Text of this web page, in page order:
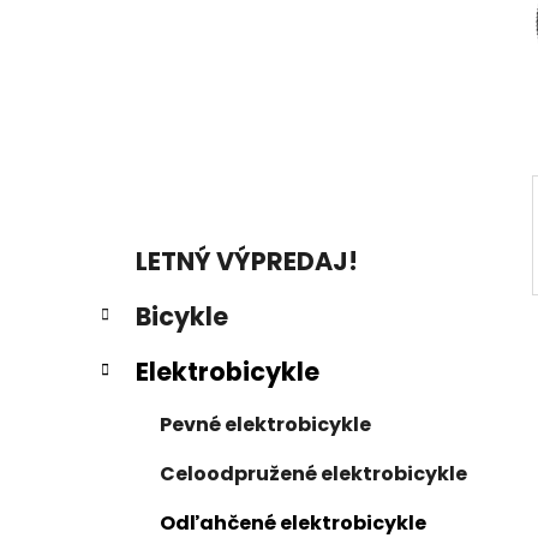
Preskočiť
kategórie
e
ó
LETNÝ VÝPREDAJ!
Bicykle
Elektrobicykle
Pevné elektrobicykle
Celoodpružené elektrobicykle
Odľahčené elektrobicykle